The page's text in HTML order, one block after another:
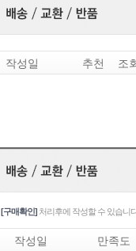
작성일 추천 조
[구매확인] 처리후에 작성할 수 있습니
작성일 만족도